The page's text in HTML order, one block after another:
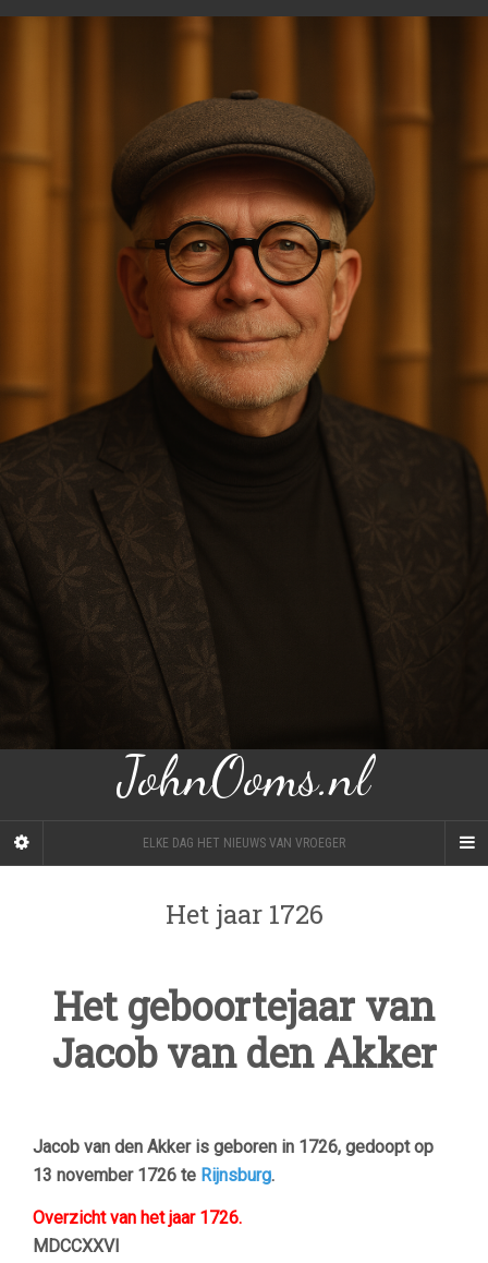
JohnOoms.nl
ELKE DAG HET NIEUWS VAN VROEGER
Het jaar 1726
Het geboortejaar van
Jacob van den Akker
Jacob van den Akker is geboren in 1726, gedoopt op
13 november 1726 te Rijnsburg.
Overzicht van het jaar 1726.
MDCCXXVI